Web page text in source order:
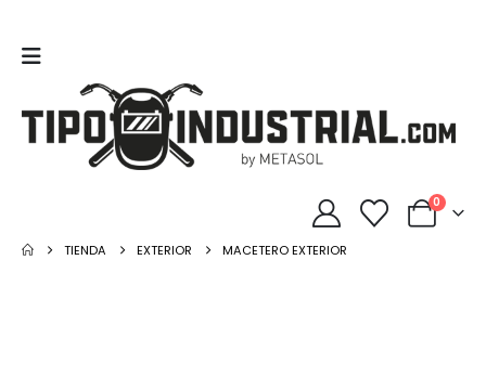
0
TIENDA EXTERIOR MACETERO EXTERIOR